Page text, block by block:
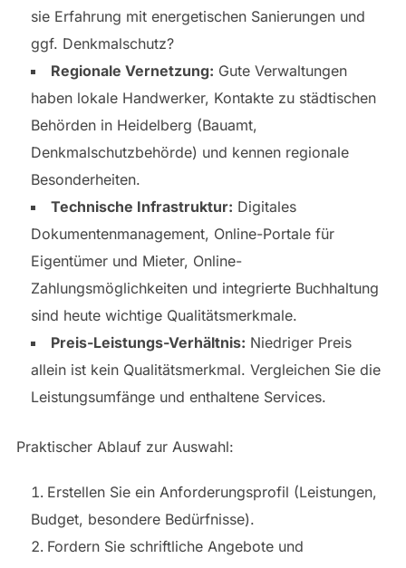
sie Erfahrung mit energetischen Sanierungen und
ggf. Denkmalschutz?
Regionale Vernetzung: Gute Verwaltungen
haben lokale Handwerker, Kontakte zu städtischen
Behörden in Heidelberg (Bauamt,
Denkmalschutzbehörde) und kennen regionale
Besonderheiten.
Technische Infrastruktur: Digitales
Dokumentenmanagement, Online-Portale für
Eigentümer und Mieter, Online-
Zahlungsmöglichkeiten und integrierte Buchhaltung
sind heute wichtige Qualitätsmerkmale.
Preis-Leistungs-Verhältnis: Niedriger Preis
allein ist kein Qualitätsmerkmal. Vergleichen Sie die
Leistungsumfänge und enthaltene Services.
Praktischer Ablauf zur Auswahl:
Erstellen Sie ein Anforderungsprofil (Leistungen,
Budget, besondere Bedürfnisse).
Fordern Sie schriftliche Angebote und